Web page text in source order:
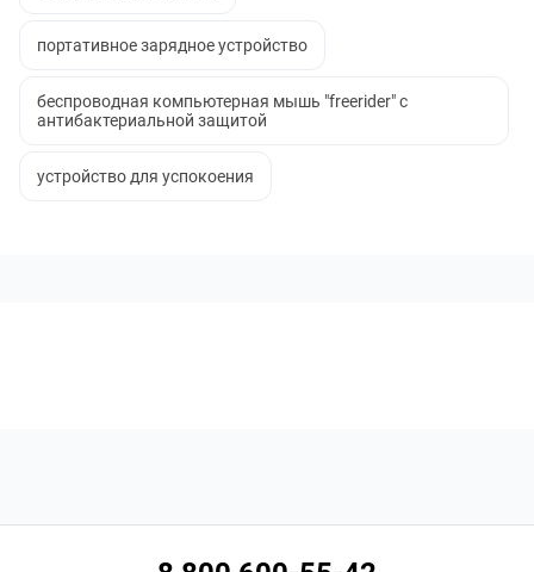
портативное зарядное устройство
беспроводная компьютерная мышь "freerider" с
антибактериальной защитой
устройство для успокоения